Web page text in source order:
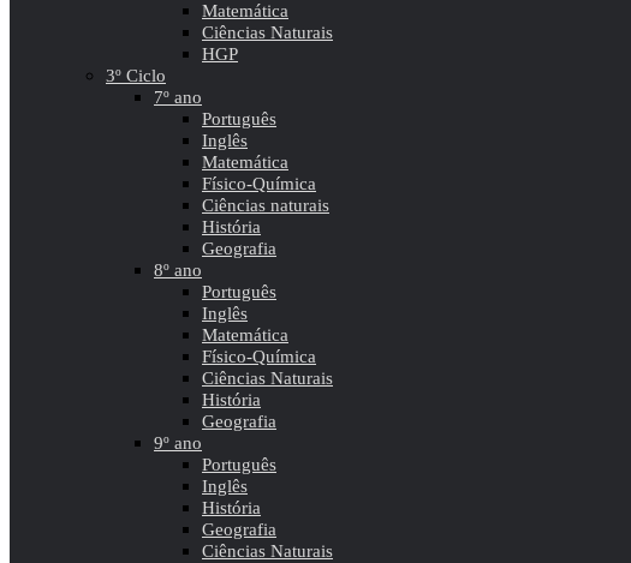
Matemática
Ciências Naturais
HGP
3º Ciclo
7º ano
Português
Inglês
Matemática
Físico-Química
Ciências naturais
História
Geografia
8º ano
Português
Inglês
Matemática
Físico-Química
Ciências Naturais
História
Geografia
9º ano
Português
Inglês
História
Geografia
Ciências Naturais